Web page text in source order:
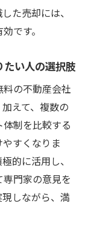
た売却には、
です。
い人の選択肢
の不動産会社
えて、複数の
制を比較する
すくなりま
的に活用し、
門家の意見を
しながら、満